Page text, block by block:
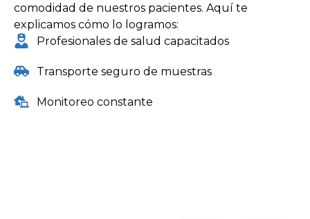
comodidad de nuestros pacientes. Aquí te
explicamos cómo lo logramos:
Profesionales de salud capacitados
Transporte seguro de muestras
Monitoreo constante